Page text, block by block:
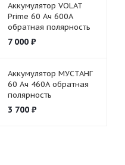
Аккумулятор VOLAT
Prime 60 Ач 600А
обратная полярность
7 000₽
Аккумулятор МУСТАНГ
60 Ач 460А обратная
полярность
3 700₽